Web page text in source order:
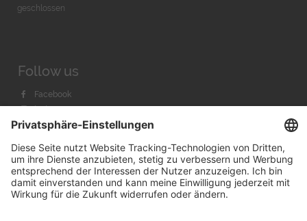
geschlossen
Follow us
Facebook
Instagram
Youtube